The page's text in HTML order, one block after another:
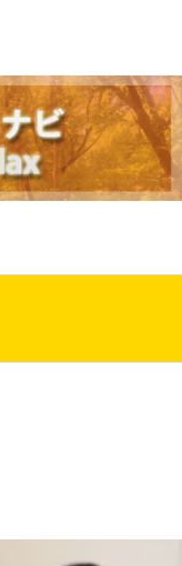
検